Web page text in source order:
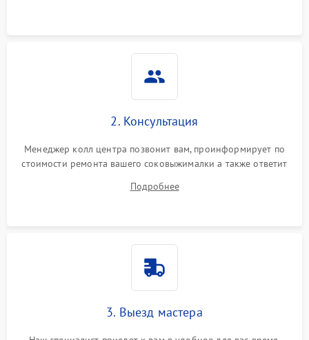
2. Консультация
Менеджер колл центра позвонит вам, проинформирует по
стоимости ремонта вашего соковыжималки а также ответит
Подробнее
3. Выезд мастера